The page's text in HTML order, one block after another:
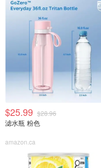
$25.99 $28.96
滤水瓶 粉色
amazon.ca